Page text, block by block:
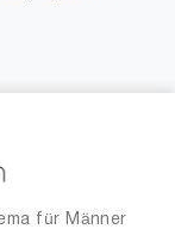
für Männer